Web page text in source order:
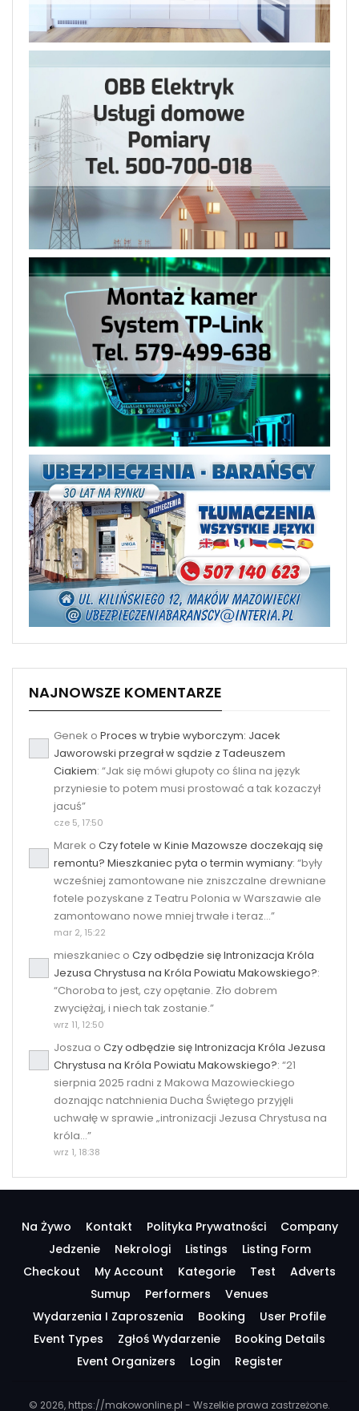
NAJNOWSZE KOMENTARZE
Genek o Proces w trybie wyborczym: Jacek
Jaworowski przegrał w sądzie z Tadeuszem
Ciakiem: “Jak się mówi głupoty co ślina na język
przyniesie to potem musi prostować a tak kozaczył
jacuś”
cze 5, 17:50
Marek o Czy fotele w Kinie Mazowsze doczekają się
remontu? Mieszkaniec pyta o termin wymiany: “były
wcześniej zamontowane nie zniszczalne drewniane
fotele pozyskane z Teatru Polonia w Warszawie ale
zamontowano nowe mniej trwałe i teraz…”
mar 2, 15:22
mieszkaniec o Czy odbędzie się Intronizacja Króla
Jezusa Chrystusa na Króla Powiatu Makowskiego?:
“Choroba to jest, czy opętanie. Zło dobrem
zwyciężaj, i niech tak zostanie.”
wrz 11, 12:50
Joszua o Czy odbędzie się Intronizacja Króla Jezusa
Chrystusa na Króla Powiatu Makowskiego?: “21
sierpnia 2025 radni z Makowa Mazowieckiego
doznając natchnienia Ducha Świętego przyjęli
uchwałę w sprawie „intronizacji Jezusa Chrystusa na
króla…”
wrz 1, 18:38
Na Żywo Kontakt Polityka Prywatności
Company
Jedzenie
Nekrologi Listings
Listing Form
Checkout
My Account Kategorie Test
Adverts
Sumup
Performers
Venues
Wydarzenia I Zaproszenia
Booking
User Profile
Event Types
Zgłoś Wydarzenie
Booking Details
Event Organizers
Login Register
© 2026, https://makowonline.pl - Wszelkie prawa zastrzeżone.